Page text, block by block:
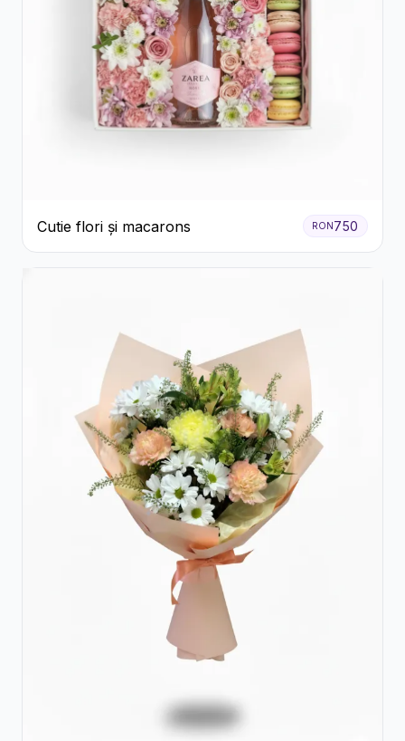
Cutie flori și macarons RON 750